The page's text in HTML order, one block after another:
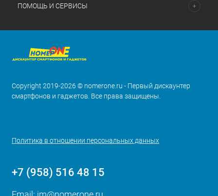
ПОМОЩЬ И СЕРВИСЫ
Copyright 2019-2026 © nomerone.ru - Первый дискаунтер
смартфонов и гаджетов. Все права защищены.
Политика в отношении персональных данных
+7 (958) 516 48 15